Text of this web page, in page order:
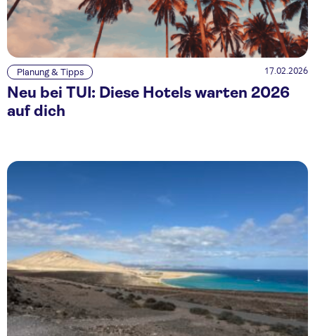
Planung & Tipps 17.02.2026
Neu bei TUI: Diese Hotels warten 2026
auf dich